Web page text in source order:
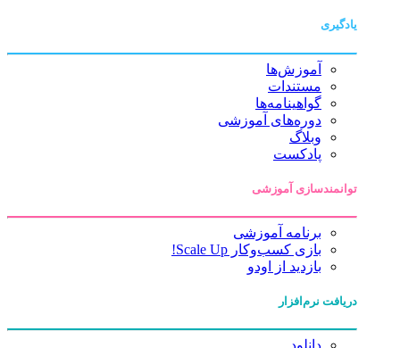
یادگیری
آموزش‌ها
مستندات
گواهینامه‌ها
دوره‌های آموزشی
وبلاگ
پادکست
توانمندسازی آموزشی
برنامه آموزشی
بازی کسب‌وکار Scale Up!
بازدید از اودو
دریافت نرم‌افزار